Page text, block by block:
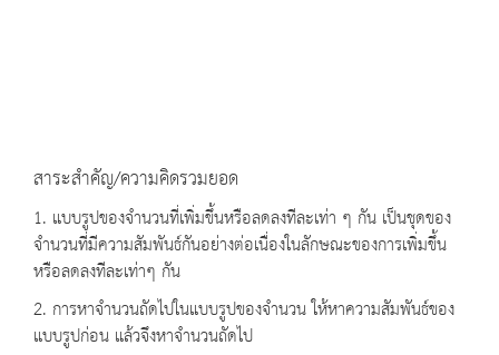
สาระสำคัญ/ความคิดรวมยอด
1. แบบรูปของจำนวนที่เพิ่มขึ้นหรือลดลงทีละเท่า ๆ กัน เป็นชุดของ
จำนวนที่มีความสัมพันธ์กันอย่างต่อเนื่องในลักษณะของการเพิ่มขึ้น
หรือลดลงทีละเท่าๆ กัน
2. การหาจำนวนถัดไปในแบบรูปของจำนวน ให้หาความสัมพันธ์ของ
แบบรูปก่อน แล้วจึงหาจำนวนถัดไป